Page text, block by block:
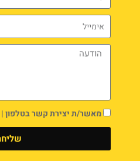
מאשר/ת יצירת קשר בטלפון | SMS| וואטסאפ | מייל.